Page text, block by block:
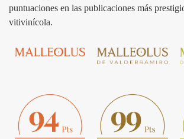
puntuaciones en las publicaciones más
vitivinícola.